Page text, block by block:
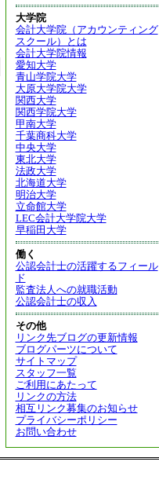
大学院
会計大学院（アカウンティング
スクール）とは
会計大学院情報
愛知大学
青山学院大学
大原大学院大学
関西大学
関西学院大学
甲南大学
千葉商科大学
中央大学
東北大学
法政大学
北海道大学
明治大学
立命館大学
LEC会計大学院大学
早稲田大学
働く
公認会計士の活躍するフィール
ド
監査法人への就職活動
公認会計士の収入
その他
リンク先ブログの更新情報
ブログパーツについて
サイトマップ
スタッフ一覧
ご利用にあたって
リンクの方法
相互リンク募集のお知らせ
プライバシーポリシー
お問い合わせ